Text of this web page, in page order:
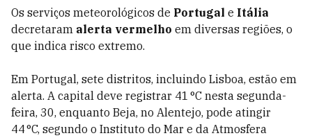
Os serviços meteorológicos de Portugal e Itália
decretaram alerta vermelho em diversas regiões, o
que indica risco extremo.
Em Portugal, sete distritos, incluindo Lisboa, estão em
alerta. A capital deve registrar 41 °C nesta segunda-
feira, 30, enquanto Beja, no Alentejo, pode atingir
44 °C, segundo o Instituto do Mar e da Atmosfera